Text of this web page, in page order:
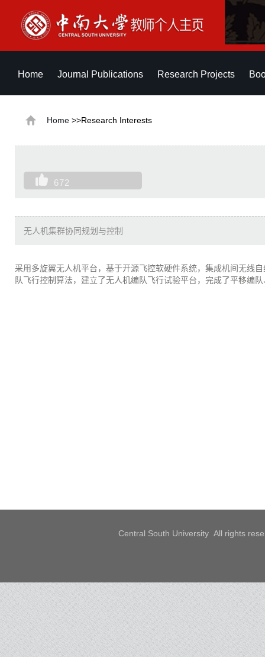
Home Journal Publications Research Projects
Home >>Research Interests
672
无人机集群协同规划与控制
采用多旋翼无人机平台，基于开源飞控软硬件系统，集成机间无线
队飞行控制算法，建立了无人机编队飞行试验平台，完成了平移编
Central South University All rights